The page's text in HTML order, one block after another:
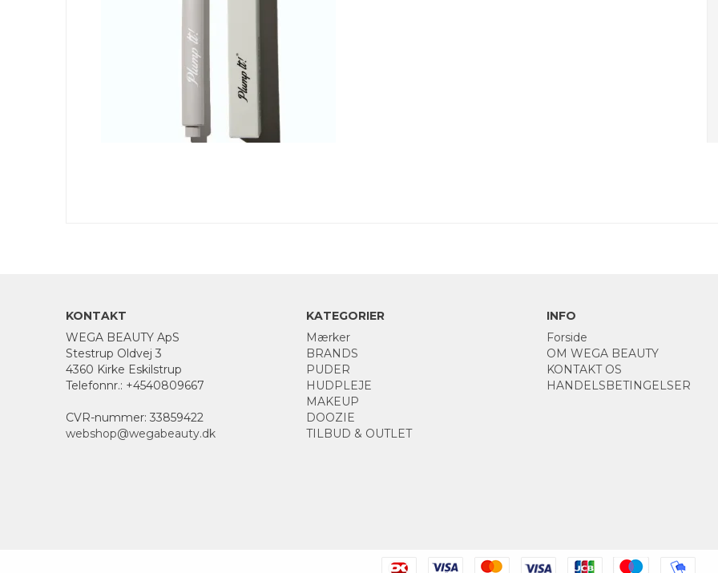
KONTAKT
WEGA BEAUTY ApS
Stestrup Oldvej 3
4360 Kirke Eskilstrup
Telefonnr.: +4540809667
CVR-nummer: 33859422
webshop@wegabeauty.dk
KATEGORIER
Mærker
BRANDS
PUDER
HUDPLEJE
MAKEUP
DOOZIE
TILBUD & OUTLET
INFO
Forside
OM WEGA BEAUTY
KONTAKT OS
HANDELSBETINGELSER